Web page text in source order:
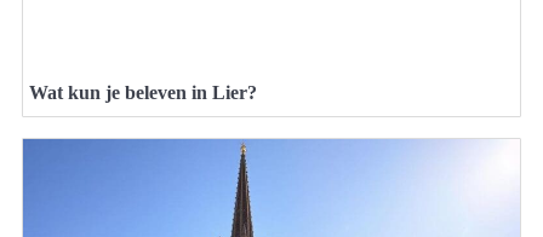
Wat kun je beleven in Lier?